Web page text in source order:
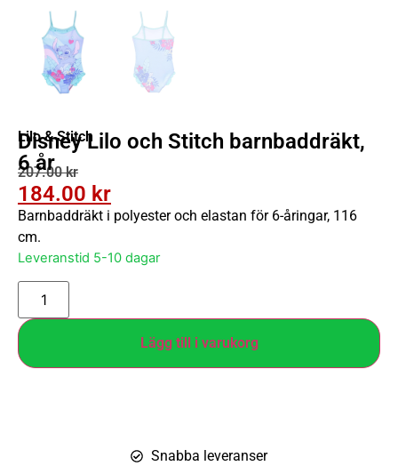
Lilo & Stitch
Disney Lilo och Stitch barnbaddräkt,
6 år
207.00kr
184.00 kr
Barnbaddräkt i polyester och elastan för 6-åringar, 116
cm.
Leveranstid 5-10 dagar
Lägg till i varukorg
Snabba leveranser